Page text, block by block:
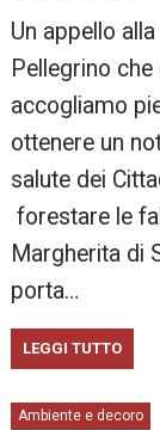
Un appello
Pellegrino
accogliamo
ottenere un
salute dei
forestare le
Margherita di
porta…
LEGGI TUTTO
Ambiente e decoro